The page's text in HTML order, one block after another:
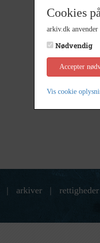
| arkiver |
Cookies
arkiv.dk
Nødvendig
Accepter
Vis cookie